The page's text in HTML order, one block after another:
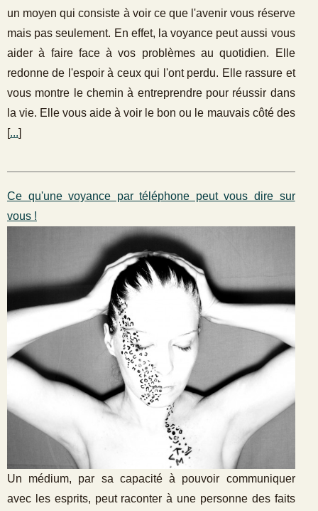
un moyen qui consiste à voir ce que l'avenir vous réserve
mais pas seulement. En effet, la voyance peut aussi vous
aider à faire face à vos problèmes au quotidien. Elle
redonne de l'espoir à ceux qui l'ont perdu. Elle rassure et
vous montre le chemin à entreprendre pour réussir dans
la vie. Elle vous aide à voir le bon ou le mauvais côté des
[...]
Ce qu'une voyance par téléphone peut vous dire sur
vous !
Un médium, par sa capacité à pouvoir communiquer
avec les esprits, peut raconter à une personne des faits